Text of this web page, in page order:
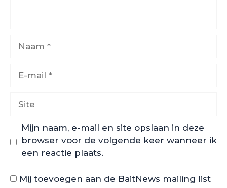
Mijn naam, e-mail en site opslaan in deze
browser voor de volgende keer wanneer ik
een reactie plaats.
Mij toevoegen aan de BaitNews mailing list